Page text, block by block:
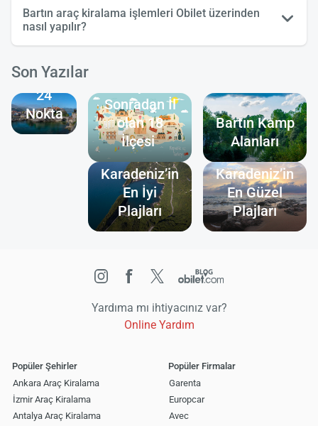
Bartın araç kiralama işlemleri Obilet üzerinden
nasıl yapılır?
Son Yazılar
Gezilecek
Gereken
24
Nokta
Sonradan İl
olan 18
İlçesi
Bartın Kamp
Alanları
Karadeniz’in
En İyi
Plajları
Batı
Karadeniz’in
En Güzel
Plajları
Yardıma mı ihtiyacınız var?
Online Yardım
Popüler Şehirler
Ankara Araç Kiralama
İzmir Araç Kiralama
Antalya Araç Kiralama
Popüler Firmalar
Garenta
Europcar
Avec